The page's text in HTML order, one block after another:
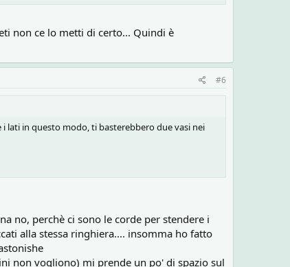
non ce lo metti di certo... Quindi è
#6
lati in questo modo, ti basterebbero due vasi nei
no, perchè ci sono le corde per stendere i
alla stessa ringhiera.... insomma ho fatto
non vogliono) mi prende un po' di spazio sul